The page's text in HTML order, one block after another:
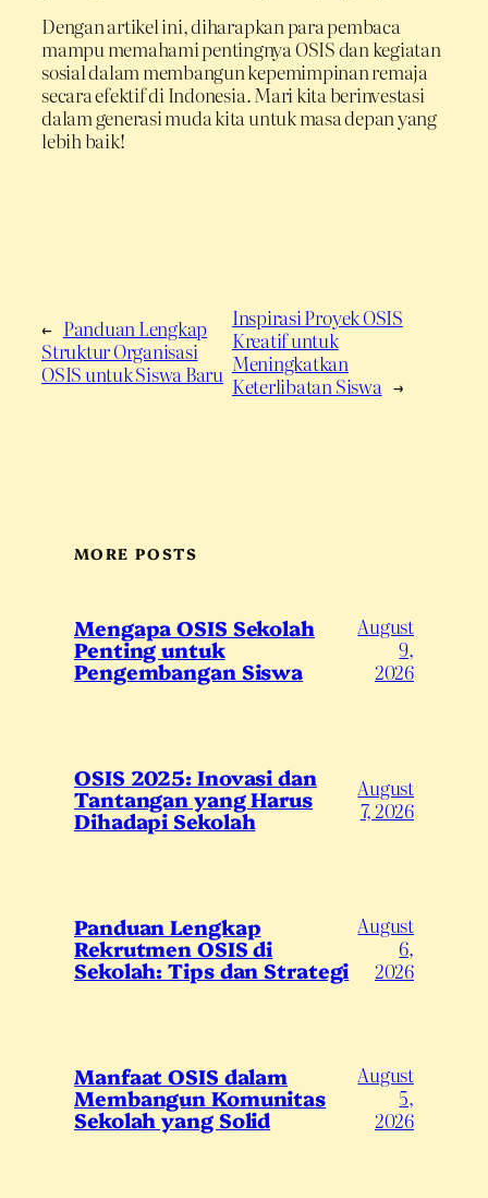
Dengan artikel ini, diharapkan para pembaca
mampu memahami pentingnya OSIS dan kegiatan
sosial dalam membangun kepemimpinan remaja
secara efektif di Indonesia. Mari kita berinvestasi
dalam generasi muda kita untuk masa depan yang
lebih baik!
← Panduan Lengkap
Struktur Organisasi
OSIS untuk Siswa Baru
Inspirasi Proyek OSIS
Kreatif untuk
Meningkatkan
Keterlibatan Siswa →
MORE POSTS
Mengapa OSIS Sekolah
Penting untuk
Pengembangan Siswa
August
9,
2026
OSIS 2025: Inovasi dan
Tantangan yang Harus
Dihadapi Sekolah
August
7, 2026
Panduan Lengkap
Rekrutmen OSIS di
Sekolah: Tips dan Strategi
August
6,
2026
Manfaat OSIS dalam
Membangun Komunitas
Sekolah yang Solid
August
5,
2026